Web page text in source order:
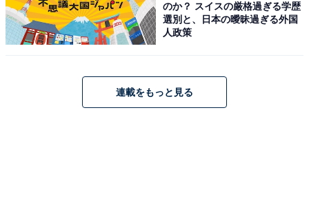
のか？ スイスの厳格過ぎる学歴
選別と、日本の曖昧過ぎる外国
人政策
連載をもっと見る